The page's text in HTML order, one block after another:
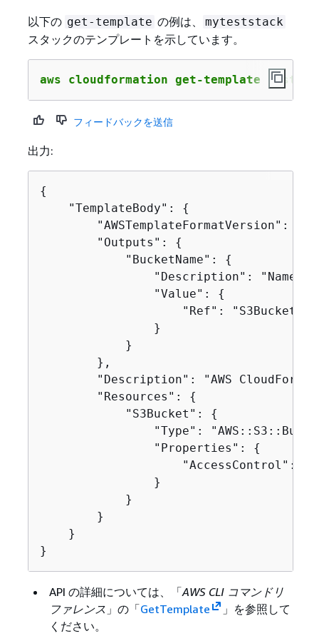
以下の get-template の例は、 myteststack
スタックのテンプレートを示しています。
aws cloudformation get-template --
フィードバックを送信
出力:
{
    "TemplateBody":
{
"AWSTemplateFormatVersion":
        "Outputs":
{
            "BucketName":
{
"Description": "Name
                "Value":
{
                    "Ref": "S3Bucket"
                }
            }
        },
"Description": "AWS
        "Resources":
{
            "S3Bucket":
{
"Type":
                "Properties":
{
"AccessControl":
                }
            }
        }
    }
}
API の詳細については、「AWS CLI コマンドリ
ファレンス 」の「GetTemplate
」を参照して
ください。